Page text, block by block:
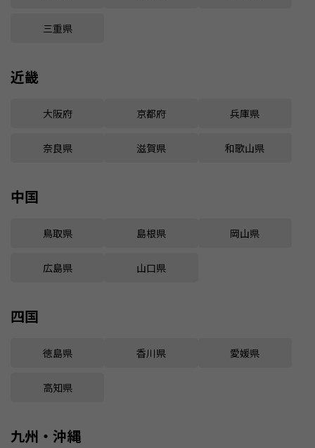
三重県
近畿
大阪府 京都府 兵庫県
奈良県 滋賀県 和歌山県
中国
鳥取県 島根県 岡山県
広島県 山口県
四国
徳島県 香川県 愛媛県
高知県
九州・沖縄